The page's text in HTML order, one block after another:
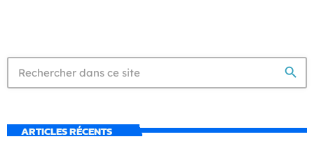
search
ARTICLES RÉCENTS